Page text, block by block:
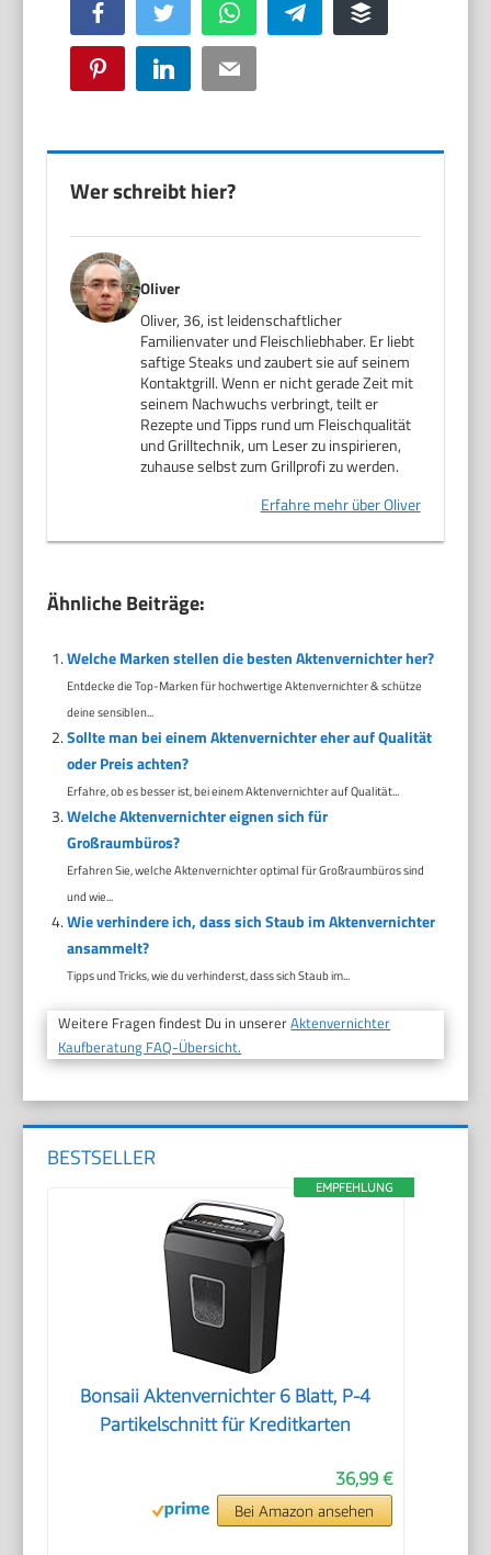
Facebook Twitter WhatsApp Telegram Buffer
Pinterest LinkedIn Email
Wer schreibt hier?
Oliver
Oliver, 36, ist leidenschaftlicher
Familienvater und Fleischliebhaber. Er liebt
saftige Steaks und zaubert sie auf seinem
Kontaktgrill. Wenn er nicht gerade Zeit mit
seinem Nachwuchs verbringt, teilt er
Rezepte und Tipps rund um Fleischqualität
und Grilltechnik, um Leser zu inspirieren,
zuhause selbst zum Grillprofi zu werden.
Erfahre mehr über Oliver
Ähnliche Beiträge:
Welche Marken stellen die besten Aktenvernichter her?
Entdecke die Top-Marken für hochwertige Aktenvernichter & schütze
deine sensiblen...
Sollte man bei einem Aktenvernichter eher auf Qualität
oder Preis achten?
Erfahre, ob es besser ist, bei einem Aktenvernichter auf Qualität...
Welche Aktenvernichter eignen sich für
Großraumbüros?
Erfahren Sie, welche Aktenvernichter optimal für Großraumbüros sind
und wie...
Wie verhindere ich, dass sich Staub im Aktenvernichter
ansammelt?
Tipps und Tricks, wie du verhinderst, dass sich Staub im...
Weitere Fragen findest Du in unsererAktenvernichter
Kaufberatung FAQ-Übersicht.
BESTSELLER
EMPFEHLUNG
Bonsaii Aktenvernichter 6 Blatt, P-4
Partikelschnitt für Kreditkarten
36,99 €
Bei Amazon ansehen